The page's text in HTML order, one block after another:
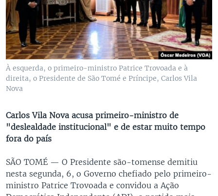
À esquerda, o primeiro-ministro Patrice Trovoada e à
direita, o Presidente de São Tomé e Príncipe, Carlos Vila
Nova
Carlos Vila Nova acusa primeiro-ministro de
"deslealdade institucional" e de estar muito tempo
fora do país
SÃO TOMÉ — O Presidente são-tomense demitiu
nesta segunda, 6, o Governo chefiado pelo primeiro-
ministro Patrice Trovoada e convidou a Ação